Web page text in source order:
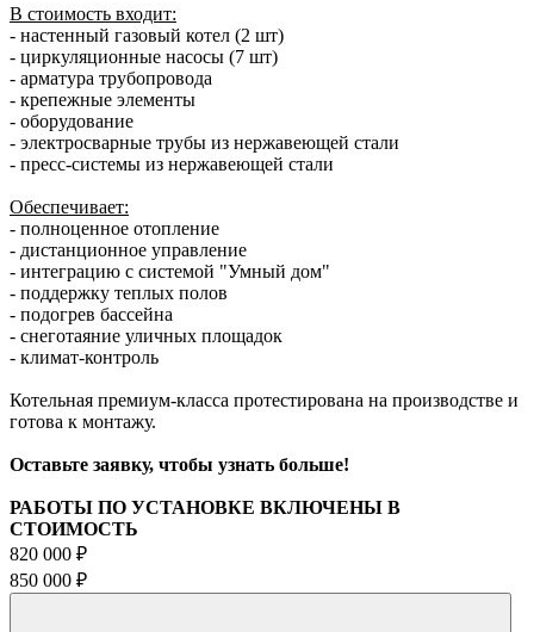
В стоимость входит:
- настенный газовый котел (2 шт)
- циркуляционные насосы (7 шт)
- арматура трубопровода
- крепежные элементы
- оборудование
- электросварные трубы из нержавеющей стали
- пресс-системы из нержавеющей стали
Обеспечивает:
- полноценное отопление
- дистанционное управление
- интеграцию с системой "Умный дом"
- поддержку теплых полов
- подогрев бассейна
- снеготаяние уличных площадок
- климат-контроль
Котельная премиум-класса протестирована на производстве и
готова к монтажу.
Оставьте заявку, чтобы узнать больше!
РАБОТЫ ПО УСТАНОВКЕ ВКЛЮЧЕНЫ В
СТОИМОСТЬ
820 000 ₽
850 000 ₽